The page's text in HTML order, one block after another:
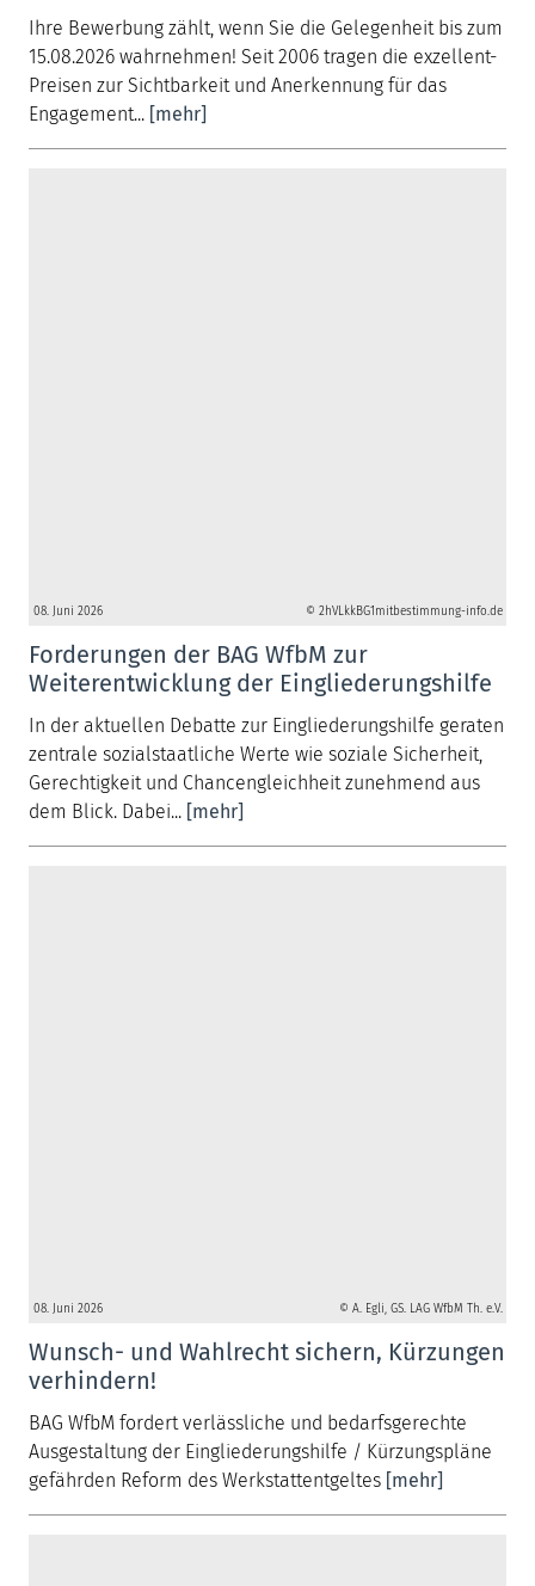
Ihre Bewerbung zählt, wenn Sie die Gelegenheit bis zum
15.08.2026 wahrnehmen! Seit 2006 tragen die exzellent-
Preisen zur Sichtbarkeit und Anerkennung für das
Engagement... [mehr]
08. Juni 2026 © 2hVLkkBG1mitbestimmung-info.de
Forderungen der BAG WfbM zur
Weiterentwicklung der Eingliederungshilfe
In der aktuellen Debatte zur Eingliederungshilfe geraten
zentrale sozialstaatliche Werte wie soziale Sicherheit,
Gerechtigkeit und Chancengleichheit zunehmend aus
dem Blick. Dabei... [mehr]
08. Juni 2026 © A. Egli, GS. LAG WfbM Th. e.V.
Wunsch- und Wahlrecht sichern, Kürzungen
verhindern!
BAG WfbM fordert verlässliche und bedarfsgerechte
Ausgestaltung der Eingliederungshilfe / Kürzungspläne
gefährden Reform des Werkstattentgeltes [mehr]